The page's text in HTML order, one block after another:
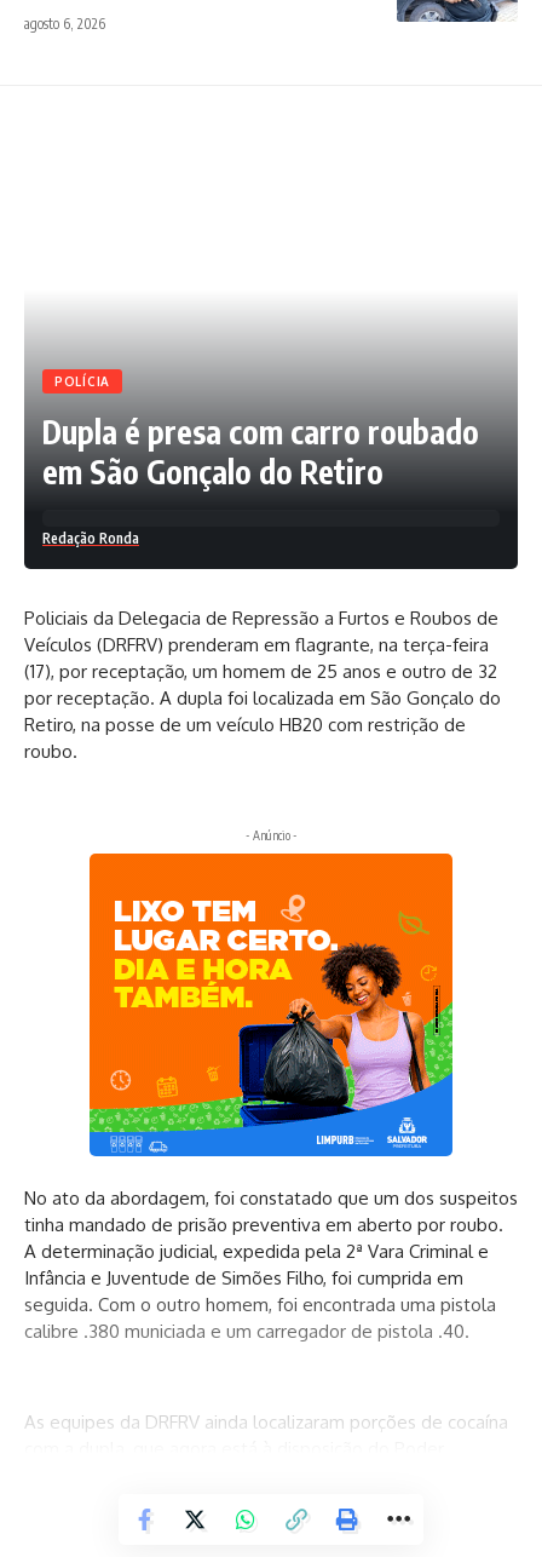
agosto 6, 2026
POLÍCIA
Dupla é presa com carro roubado
em São Gonçalo do Retiro
Redação Ronda
Policiais da Delegacia de Repressão a Furtos e Roubos de
Veículos (DRFRV) prenderam em flagrante, na terça-feira
(17), por receptação, um homem de 25 anos e outro de 32
por receptação. A dupla foi localizada em São Gonçalo do
Retiro, na posse de um veículo HB20 com restrição de
roubo.
- Anúncio -
No ato da abordagem, foi constatado que um dos suspeitos
tinha mandado de prisão preventiva em aberto por roubo.
A determinação judicial, expedida pela 2ª Vara Criminal e
Infância e Juventude de Simões Filho, foi cumprida em
seguida. Com o outro homem, foi encontrada uma pistola
calibre .380 municiada e um carregador de pistola .40.
As equipes da DRFRV ainda localizaram porções de cocaína
Continue lendo